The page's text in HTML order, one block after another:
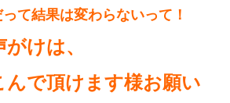
て結果は変わらないって！
けは、
んで頂けます様お願い